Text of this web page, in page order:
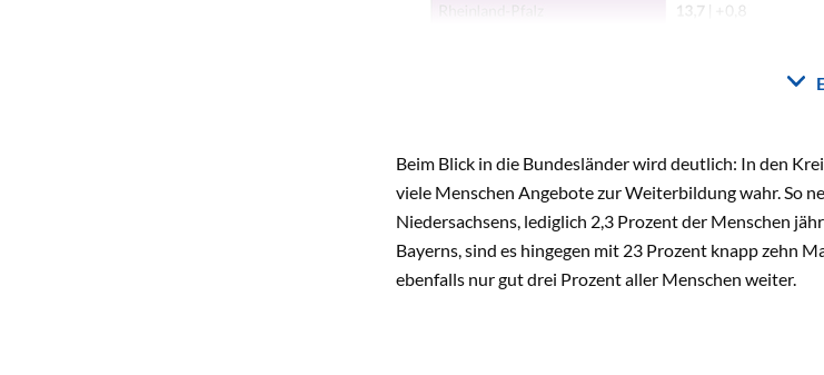
Beim Blick in die Bundesländer wird deutlich: In den
viele Menschen Angebote zur Weiterbildung wahr. So
Niedersachsens, lediglich 2,3 Prozent der Menschen
Bayerns, sind es hingegen mit 23 Prozent knapp zehn
ebenfalls nur gut drei Prozent aller Menschen weiter.